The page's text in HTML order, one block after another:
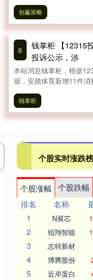
创赢策略
6
钱掌柜 【12315
投诉公示，涉
本站消息钱掌柜，根据
据，安踏体育新增11件消
钱掌柜
个股实时涨跌榜
个股涨幅 个股跌幅
排名
名称
1
N展芯
2 锐翔智能
3 志特新材
4 博腾股份
5 近岸蛋白